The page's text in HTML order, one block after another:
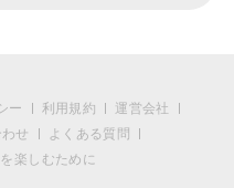
ー 利用規約
運営会社
せ
よくある質問
楽しむために